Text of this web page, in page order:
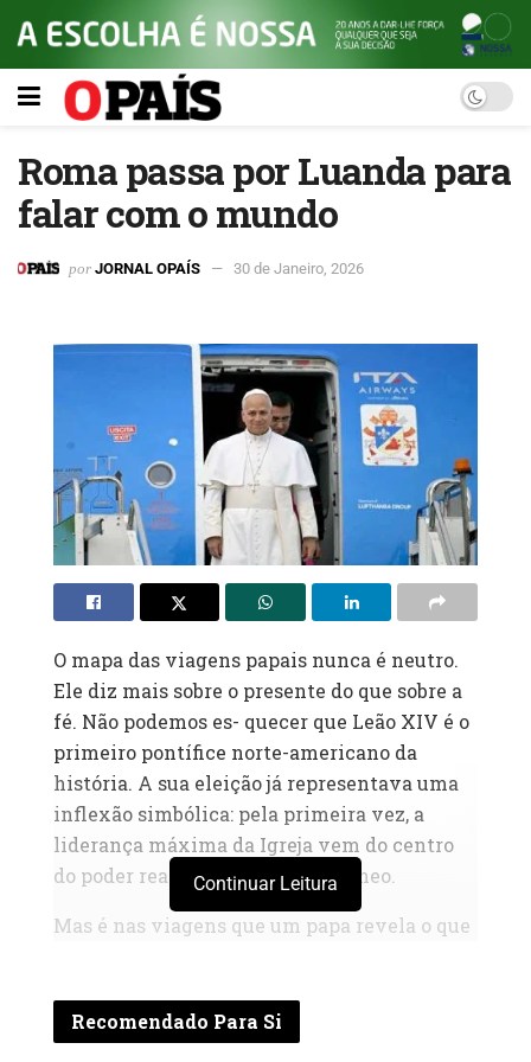
Roma passa por Luanda para
falar com o mundo
por JORNAL OPAÍS 30 de Janeiro, 2026
O mapa das viagens papais nunca é neutro.
Ele diz mais sobre o presente do que sobre a
fé. Não podemos es- quecer que Leão XIV é o
primeiro pontífice norte-americano da
história. A sua eleição já representava uma
inflexão simbólica: pela primeira vez, a
liderança máxima da Igreja vem do centro
do poder real global contemporâneo.
Mas é nas viagens que um papa revela o que
deslocações, todas carregadas de intenção,
evitando a agenda turística que marcou
Continuar Leitura
Recomendado Para Si